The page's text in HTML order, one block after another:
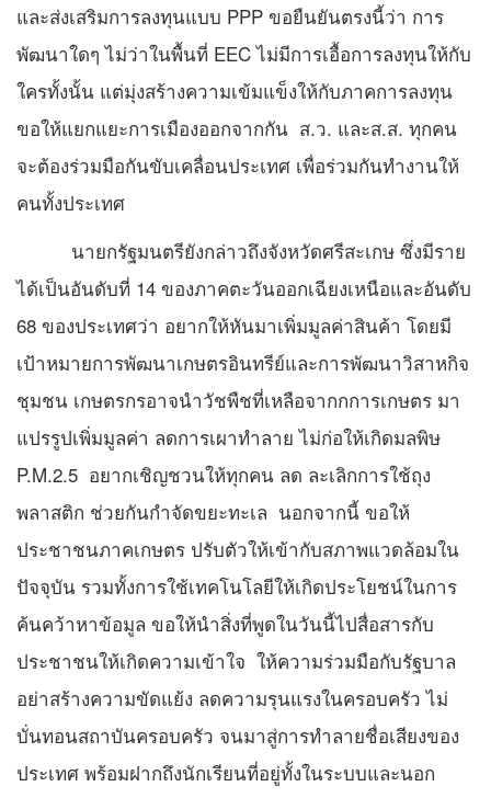
และส่งเสริมการลงทุนแบบ PPP ขอยืนยันตรงนี้ว่า การ
พัฒนาใดๆ ไม่ว่าในพื้นที่ EEC ไม่มีการเอื้อการลงทุนให้กับ
ใครทั้งนั้น แต่มุ่งสร้างความเข้มแข็งให้กับภาคการลงทุน
ขอให้แยกแยะการเมืองออกจากกัน ส.ว. และส.ส. ทุกคน
จะต้องร่วมมือกันขับเคลื่อนประเทศ เพื่อร่วมกันทำงานให้
คนทั้งประเทศ
นายกรัฐมนตรียังกล่าวถึงจังหวัดศรีสะเกษ ซึ่งมีราย
ได้เป็นอันดับที่ 14 ของภาคตะวันออกเฉียงเหนือและอันดับ
68 ของประเทศว่า อยากให้หันมาเพิ่มมูลค่าสินค้า โดยมี
เป้าหมายการพัฒนาเกษตรอินทรีย์และการพัฒนาวิสาหกิจ
ชุมชน เกษตรกรอาจนำวัชพืชที่เหลือจากกการเกษตร มา
แปรรูปเพิ่มมูลค่า ลดการเผาทำลาย ไม่ก่อให้เกิดมลพิษ
P.M.2.5 อยากเชิญชวนให้ทุกคน ลด ละเลิกการใช้ถุง
พลาสติก ช่วยกันกำจัดขยะทะเล นอกจากนี้ ขอให้
ประชาชนภาคเกษตร ปรับตัวให้เข้ากับสภาพแวดล้อมใน
ปัจจุบัน รวมทั้งการใช้เทคโนโลยีให้เกิดประโยชน์ในการ
ค้นคว้าหาข้อมูล ขอให้นำสิ่งที่พูดในวันนี้ไปสื่อสารกับ
ประชาชนให้เกิดความเข้าใจ ให้ความร่วมมือกับรัฐบาล
อย่าสร้างความขัดแย้ง ลดความรุนแรงในครอบครัว ไม่
บั่นทอนสถาบันครอบครัว จนมาสู่การทำลายชื่อเสียงของ
ประเทศ พร้อมฝากถึงนักเรียนที่อยู่ทั้งในระบบและนอก